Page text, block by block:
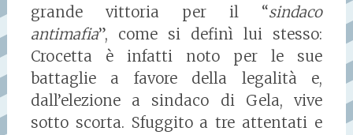
grande vittoria per il “sindaco
antimafia”, come si definì lui stesso:
Crocetta è infatti noto per le sue
battaglie a favore della legalità e,
dall’elezione a sindaco di Gela, vive
sotto scorta. Sfuggito a tre attentati e